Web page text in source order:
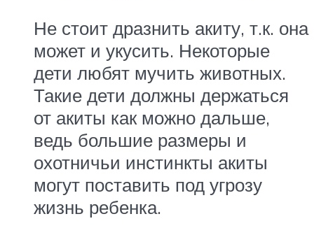
Не стоит дразнить акиту, т.к. она
может и укусить. Некоторые
дети любят мучить животных.
Такие дети должны держаться
от акиты как можно дальше,
ведь большие размеры и
охотничьи инстинкты акиты
могут поставить под угрозу
жизнь ребенка.